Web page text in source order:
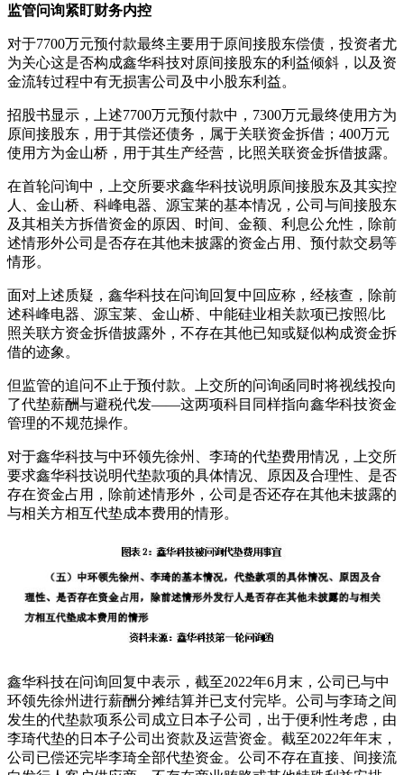
监管问询紧盯财务内控
对于7700万元预付款最终主要用于原间接股东偿债，投资者尤
为关心这是否构成鑫华科技对原间接股东的利益倾斜，以及资
金流转过程中有无损害公司及中小股东利益。
招股书显示，上述7700万元预付款中，7300万元最终使用方为
原间接股东，用于其偿还债务，属于关联资金拆借；400万元
使用方为金山桥，用于其生产经营，比照关联资金拆借披露。
在首轮问询中，上交所要求鑫华科技说明原间接股东及其实控
人、金山桥、科峰电器、源宝莱的基本情况，公司与间接股东
及其相关方拆借资金的原因、时间、金额、利息公允性，除前
述情形外公司是否存在其他未披露的资金占用、预付款交易等
情形。
面对上述质疑，鑫华科技在问询回复中回应称，经核查，除前
述科峰电器、源宝莱、金山桥、中能硅业相关款项已按照/比
照关联方资金拆借披露外，不存在其他已知或疑似构成资金拆
借的迹象。
但监管的追问不止于预付款。上交所的问询函同时将视线投向
了代垫薪酬与避税代发——这两项科目同样指向鑫华科技资金
管理的不规范操作。
对于鑫华科技与中环领先徐州、李琦的代垫费用情况，上交所
要求鑫华科技说明代垫款项的具体情况、原因及合理性、是否
存在资金占用，除前述情形外，公司是否还存在其他未披露的
与相关方相互代垫成本费用的情形。
鑫华科技在问询回复中表示，截至2022年6月末，公司已与中
环领先徐州进行薪酬分摊结算并已支付完毕。公司与李琦之间
发生的代垫款项系公司成立日本子公司，出于便利性考虑，由
李琦代垫的日本子公司出资款及运营资金。截至2022年年末，
公司已偿还完毕李琦全部代垫资金。公司不存在直接、间接流